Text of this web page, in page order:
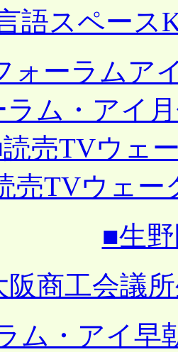
語スペース
ォーラムア
ム・アイ
売TVウェ
売TVウェー
■生
阪商工会議
ム・アイ早